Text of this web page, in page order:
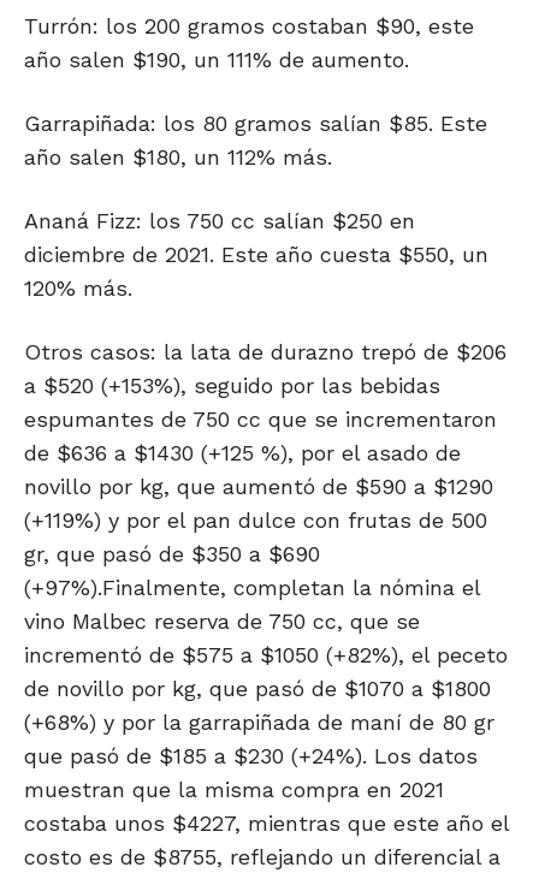
Turrón: los 200 gramos costaban $90, este
año salen $190, un 111% de aumento.
Garrapiñada: los 80 gramos salían $85. Este
año salen $180, un 112% más.
Ananá Fizz: los 750 cc salían $250 en
diciembre de 2021. Este año cuesta $550, un
120% más.
Otros casos: la lata de durazno trepó de $206
a $520 (+153%), seguido por las bebidas
espumantes de 750 cc que se incrementaron
de $636 a $1430 (+125 %), por el asado de
novillo por kg, que aumentó de $590 a $1290
(+119%) y por el pan dulce con frutas de 500
gr, que pasó de $350 a $690
(+97%).Finalmente, completan la nómina el
vino Malbec reserva de 750 cc, que se
incrementó de $575 a $1050 (+82%), el peceto
de novillo por kg, que pasó de $1070 a $1800
(+68%) y por la garrapiñada de maní de 80 gr
que pasó de $185 a $230 (+24%). Los datos
muestran que la misma compra en 2021
costaba unos $4227, mientras que este año el
costo es de $8755, reflejando un diferencial a